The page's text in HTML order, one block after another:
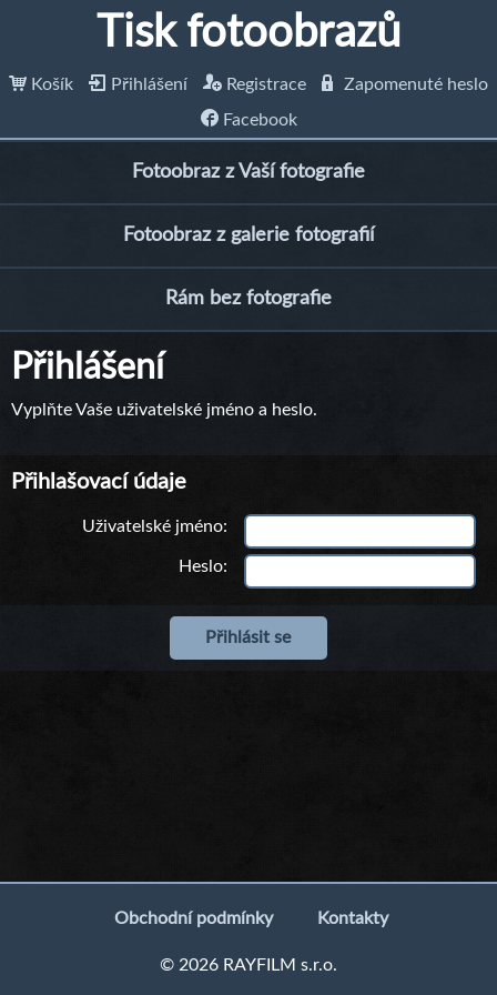
Tisk fotoobrazů
Košík Přihlášení Registrace
Zapomenuté heslo
Facebook
Fotoobraz z Vaší fotografie
Fotoobraz z galerie fotografií
Rám bez fotografie
Přihlášení
Vyplňte Vaše uživatelské jméno a heslo.
Přihlašovací údaje
Uživatelské jméno
Heslo
Obchodní podmínky Kontakty
© 2026 RAYFILM s.r.o.